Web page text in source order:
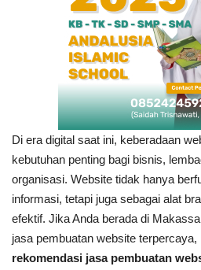
Teknologi
Di era digital saat ini, keberadaan
kebutuhan penting bagi bisnis,
organisasi. Website tidak hanya
informasi, tetapi juga sebagai alat
efektif. Jika Anda berada di
jasa pembuatan website terpercaya,
rekomendasi jasa pembuatan